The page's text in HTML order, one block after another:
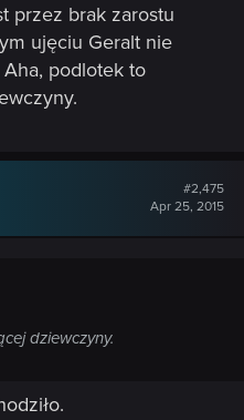
przez brak zarostu
ujęciu Geralt nie
podlotek to
#2,475
Apr 25, 2015
dziewczyny.